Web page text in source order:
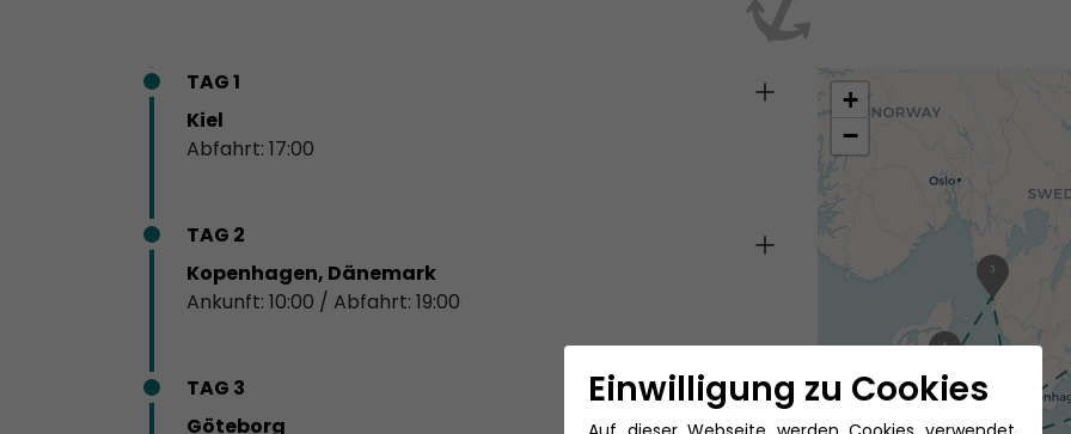
3
4
+
−
TAG 1
Kiel
Abfahrt: 17:00
TAG 2
Kopenhagen, Dänemark
Ankunft: 10:00 / Abfahrt: 19:00
TAG 3
Göteborg
Einwilligung zu Cookies